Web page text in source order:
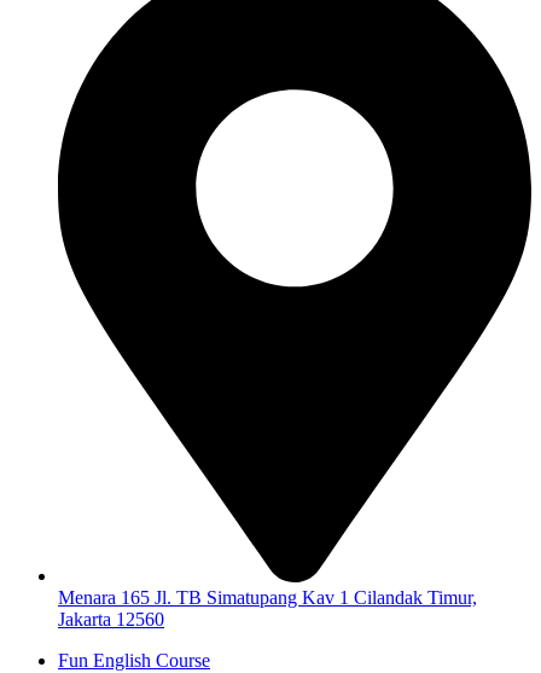
Menara 165 Jl. TB Simatupang Kav 1 Cilandak Timur,
Jakarta 12560
Fun English Course